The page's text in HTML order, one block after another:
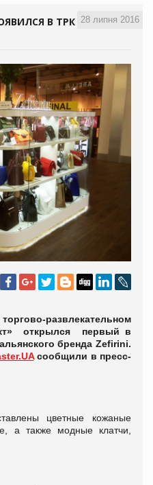
28 липня 2016
В ТРК
развлекательном
открылся первый в
бренда Zefirini.
сообщили в пресс-
цветные кожаные
а также модные клатчи,